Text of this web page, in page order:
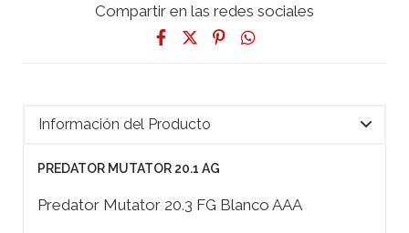
Compartir en las redes sociales
Información del Producto
PREDATOR MUTATOR 20.1 AG
Predator Mutator 20.3 FG Blanco AAA